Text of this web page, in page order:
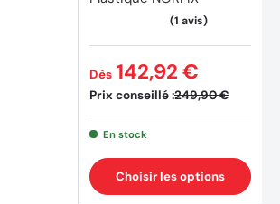
Prix conseillé :249,90 €
Dès 142,92 €
En stock
Choisir les options